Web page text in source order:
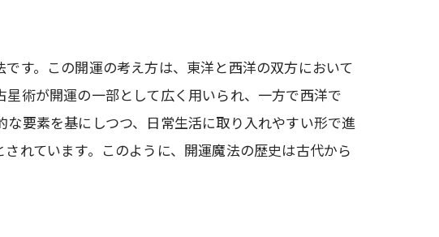
す。この開運の考え方は、東洋と西洋の双方において
術が開運の一部として広く用いられ、一方で西洋で
要素を基にしつつ、日常生活に取り入れやすい形で進
れています。このように、開運魔法の歴史は古代から